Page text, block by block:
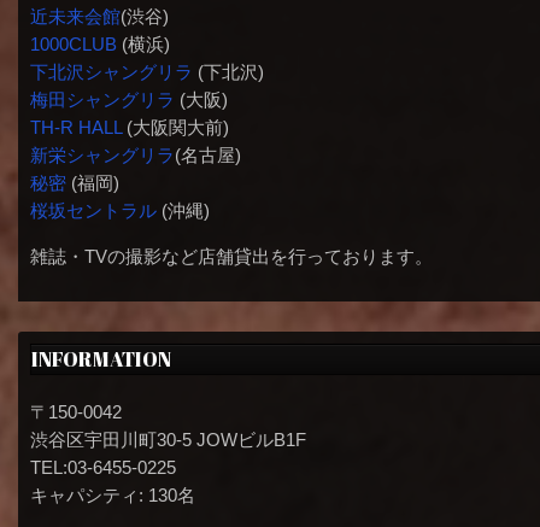
近未来会館(渋谷)
1000CLUB(横浜)
下北沢シャングリラ (下北沢)
梅田シャングリラ (大阪)
TH-R HALL(大阪関大前)
新栄シャングリラ(名古屋)
秘密(福岡)
桜坂セントラル(沖縄)
雑誌・TVの撮影など店舗貸出を行っております。
INFORMATION
〒150-0042
渋谷区宇田川町30-5 JOWビルB1F
TEL:03-6455-0225
キャパシティ: 130名